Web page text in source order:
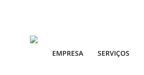
EMPRESA SERVIÇOS